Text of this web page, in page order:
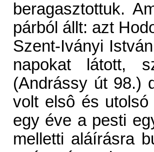
beragasztottuk.
párból állt: azt
Szent-Iványi
napokat látott,
(Andrássy út 98.)
volt elsô és utolsó
egy éve a pesti
melletti aláírásra